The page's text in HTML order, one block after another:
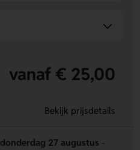
vanaf € 25,00
Bekijk prijsdetails
donderdag 27 augustus